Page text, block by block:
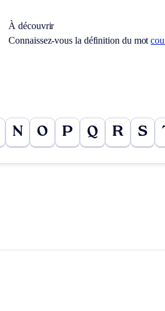
À découvrir
Connaissez-vous la définition du mot
N O P Q R S